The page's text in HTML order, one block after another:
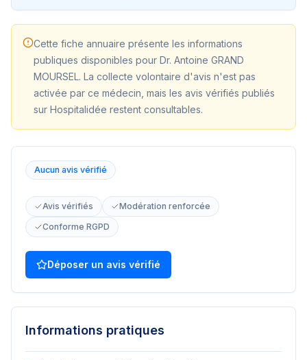
Cette fiche annuaire présente les informations
publiques disponibles pour Dr. Antoine GRAND
MOURSEL. La collecte volontaire d'avis n'est pas
activée par ce médecin, mais les avis vérifiés publiés
sur Hospitalidée restent consultables.
Aucun avis vérifié
Avis vérifiés
Modération renforcée
Conforme RGPD
Déposer un avis vérifié
Informations pratiques